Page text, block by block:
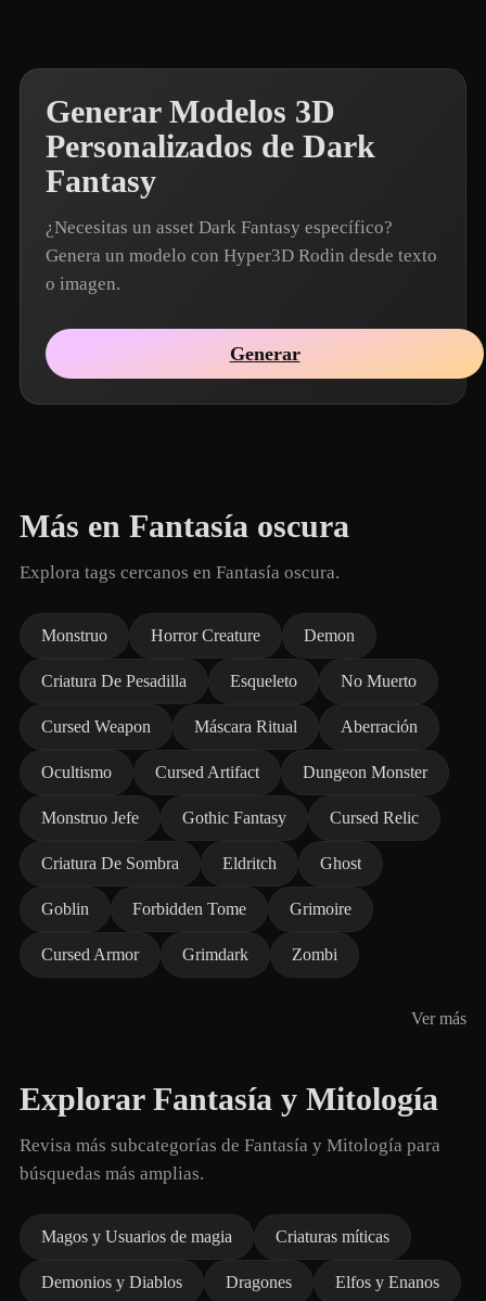
Generar Modelos 3D
Personalizados de Dark
Fantasy
¿Necesitas un asset Dark Fantasy específico?
Genera un modelo con Hyper3D Rodin desde texto
o imagen.
Generar
Más en Fantasía oscura
Explora tags cercanos en Fantasía oscura.
Monstruo Horror Creature Demon
Criatura De Pesadilla Esqueleto No Muerto
Cursed Weapon Máscara Ritual Aberración
Ocultismo Cursed Artifact Dungeon Monster
Monstruo Jefe Gothic Fantasy Cursed Relic
Criatura De Sombra Eldritch Ghost
Goblin Forbidden Tome Grimoire
Cursed Armor Grimdark Zombi
Ver más
Explorar Fantasía y Mitología
Revisa más subcategorías de Fantasía y Mitología para
búsquedas más amplias.
Magos y Usuarios de magia Criaturas míticas
Demonios y Diablos Dragones Elfos y Enanos